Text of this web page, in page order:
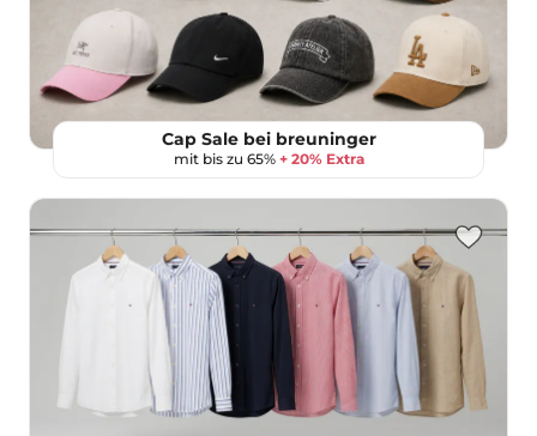
Cap Sale bei breuninger
mit bis zu 65% + 20% Extra